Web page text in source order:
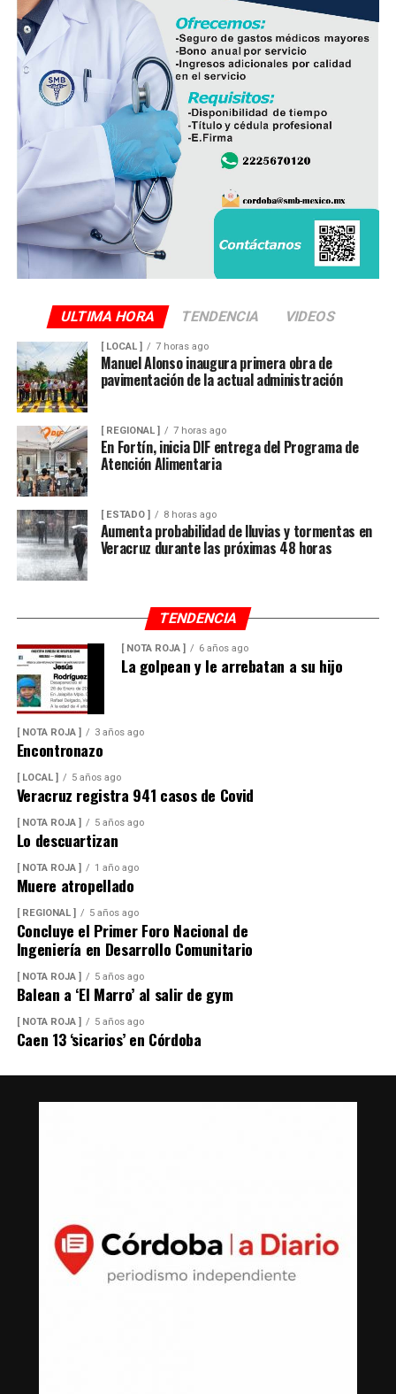
En el evento participaron integrantes del Cabildo,
personal de la Dirección de Obras Públicas,
Hidrosistema de Córdoba, áreas de Bienestar Social y
Participación Ciudadana, así como vecinos que integran
el Comité de Obra.
La administración municipal informó que este tipo de
proyectos forma parte del programa de mejoramiento
de infraestructura básica que se ejecuta durante el
presente ejercicio, con el objetivo de renovar redes de
servicios que han rebasado su vida útil y atender una de
las principales demandas de la población.
ULTIMA HORA TENDENCIA VIDEOS
[ LOCAL ] 7 horas ago
Manuel Alonso inaugura primera obra de
pavimentación de la actual administración
[ REGIONAL ] 7 horas ago
En Fortín, inicia DIF entrega del Programa de
Atención Alimentaria
[ ESTADO ] 8 horas ago
Aumenta probabilidad de lluvias y tormentas en
Veracruz durante las próximas 48 horas
TENDENCIA
[ NOTA ROJA ] 6 años ago
La golpean y le arrebatan a su hijo
[ NOTA ROJA ] 3 años ago
Encontronazo
[ LOCAL ] 5 años ago
Veracruz registra 941 casos de Covid
[ NOTA ROJA ] 5 años ago
Lo descuartizan
[ NOTA ROJA ] 1 año ago
Muere atropellado
[ REGIONAL ] 5 años ago
Concluye el Primer Foro Nacional de
Ingeniería en Desarrollo Comunitario
[ NOTA ROJA ] 5 años ago
Balean a ‘El Marro’ al salir de gym
[ NOTA ROJA ] 5 años ago
Caen 13 ‘sicarios’ en Córdoba